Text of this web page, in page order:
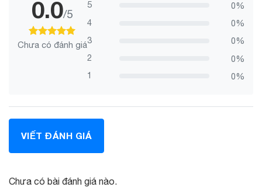
0.0/5
100trên 5 dựa trên
100
Chưa có đánh giá
5
0%
4
0%
3
0%
2
0%
1
0%
VIẾT ĐÁNH GIÁ
Chưa có bài đánh giá nào.